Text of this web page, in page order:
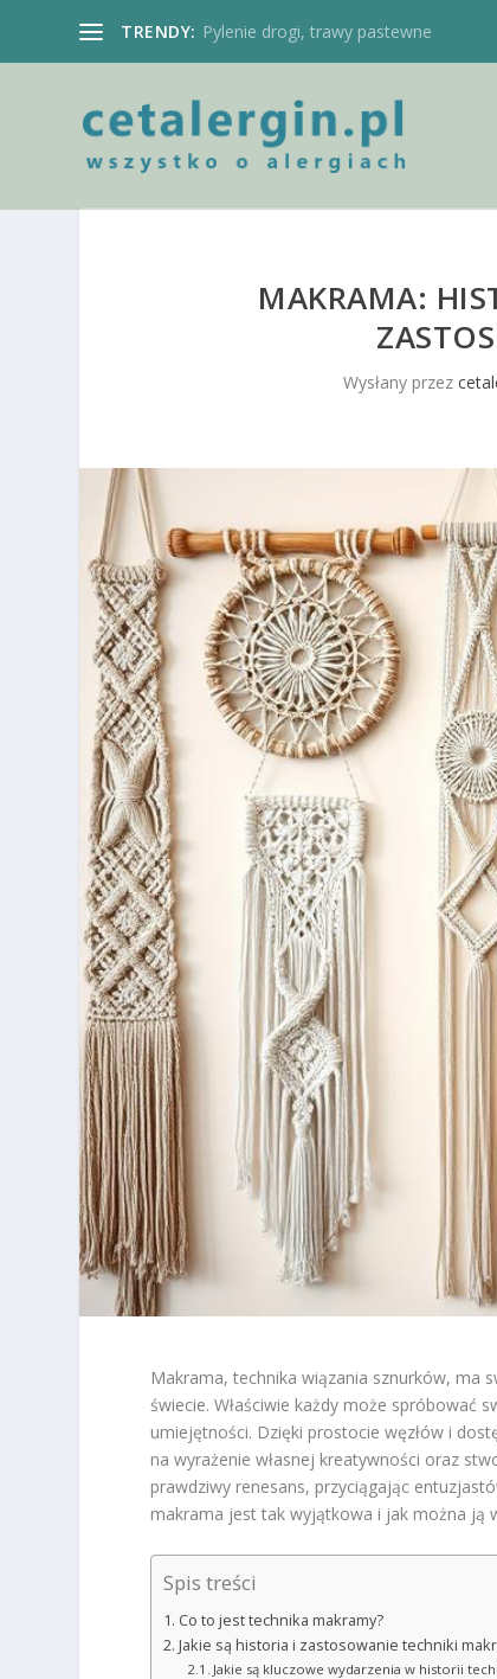
TRENDY: Pylenie drogi, trawy pastewne
MAKRAMA:
Wysłany przez
Makrama, technika wiązania sznurków, ma
świecie. Właściwie każdy może spróbować
umiejętności. Dzięki prostocie węzłów i
na wyrażenie własnej kreatywności oraz
prawdziwy renesans, przyciągając
makrama jest tak wyjątkowa i jak można ją
Spis treści
Co to jest technika makramy?
Jakie są historia i zastosowanie techniki
Jakie są kluczowe wydarzenia w historii